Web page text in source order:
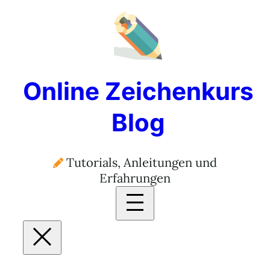
Online Zeichenkurs
Blog
Tutorials, Anleitungen und
Erfahrungen